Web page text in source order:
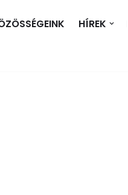
HÍREK